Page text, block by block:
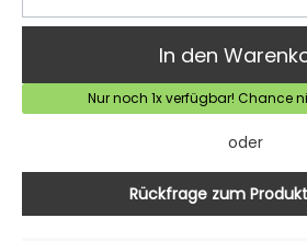
In den
Nur noch 1x verfügbar! Chance
oder
Rückfrage zum